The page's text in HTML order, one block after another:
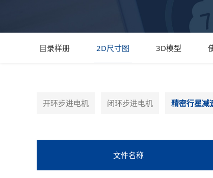
目录样册 2D尺寸图 3D模型
开环步进电机 闭环步进电机 精密行星减
文件名称